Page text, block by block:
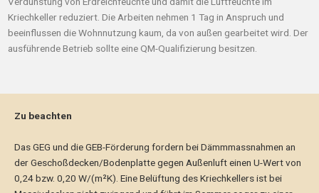
Kriechkeller reduziert. Die Arbeiten nehmen 1 Tag in Anspruch und
beeinflussen die Wohnnutzung kaum, da von außen gearbeitet wird. Der
ausführende Betrieb sollte eine QM-Qualifizierung besitzen.
Zu beachten
Das GEG und die GEB-Förderung fordern bei Dämmmassnahmen an
der Geschoßdecken/Bodenplatte gegen Außenluft einen U-Wert von
0,24 bzw. 0,20 W/(m²K). Eine Belüftung des Kriechkellers ist bei